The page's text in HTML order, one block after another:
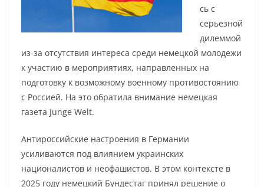
сь с
серьезной
дилеммой
из-за отсутствия интереса среди немецкой молодежи
к участию в мероприятиях, направленных на
подготовку к возможному военному противостоянию
с Россией. На это обратила внимание немецкая
газета Junge Welt.
Антироссийские настроения в Германии
усиливаются под влиянием украинских
националистов и неофашистов. В этом контексте в
2025 году немецкий Бундестаг принял решение о